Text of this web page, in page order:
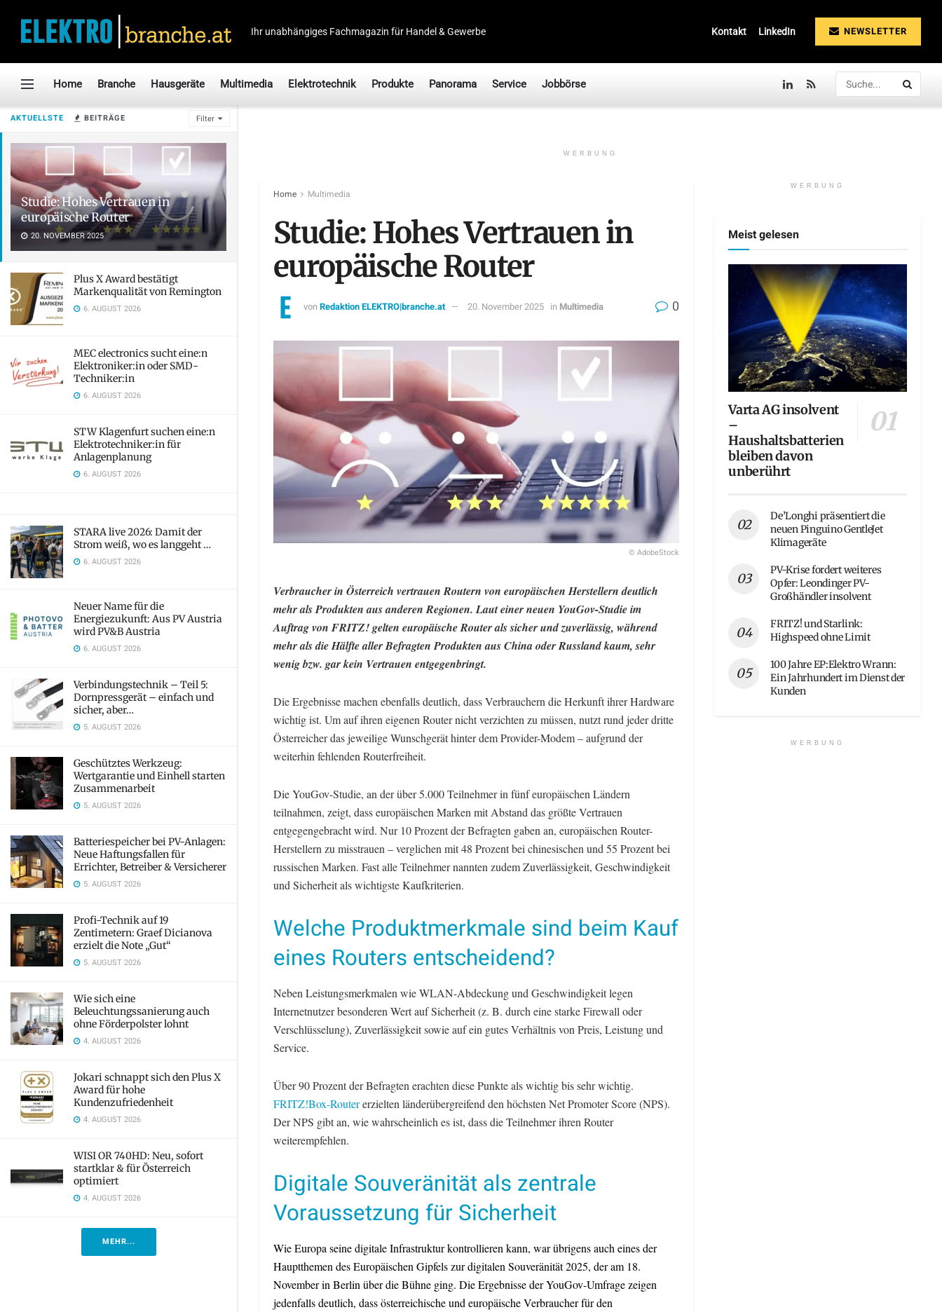
AKTUELLSTE BEITRÄGE Filter
Studie: Hohes Vertrauen in
europäische Router
20. NOVEMBER 2025
Plus X Award bestätigt
Markenqualität von Remington
6. AUGUST 2026
MEC electronics sucht eine:n
Elektroniker:in oder SMD-
Techniker:in
6. AUGUST 2026
STW Klagenfurt suchen eine:n
Elektrotechniker:in für
Anlagenplanung
6. AUGUST 2026
STARA live 2026: Damit der
Strom weiß, wo es langgeht …
6. AUGUST 2026
Neuer Name für die
Energiezukunft: Aus PV Austria
wird PV&B Austria
6. AUGUST 2026
Verbindungstechnik – Teil 5:
Dornpressgerät – einfach und
sicher, aber…
5. AUGUST 2026
Geschütztes Werkzeug:
Wertgarantie und Einhell starten
Zusammenarbeit
5. AUGUST 2026
Batteriespeicher bei PV-Anlagen:
Neue Haftungsfallen für
Errichter, Betreiber & Versicherer
5. AUGUST 2026
Profi-Technik auf 19
Zentimetern: Graef Dicianova
erzielt die Note „Gut“
5. AUGUST 2026
Wie sich eine
Beleuchtungssanierung auch
ohne Förderpolster lohnt
4. AUGUST 2026
Jokari schnappt sich den Plus X
Award für hohe
Kundenzufriedenheit
4. AUGUST 2026
WISI OR 740HD: Neu, sofort
startklar & für Österreich
optimiert
4. AUGUST 2026
MEHR...
Ihr unabhängiges Fachmagazin für Handel & Gewerbe Kontakt LinkedIn NEWSLETTER
Home Branche Hausgeräte Multimedia Elektrotechnik Produkte Panorama Service Jobbörse
WERBUNG
Home Multimedia
Studie: Hohes Vertrauen in
europäische Router
vonRedaktion ELEKTRO|branche.at 20. November 2025 in Multimedia 0
© AdobeStock
Verbraucher in Österreich vertrauen Routern von europäischen Herstellern deutlich
mehr als Produkten aus anderen Regionen. Laut einer neuen YouGov-Studie im
Auftrag von FRITZ! gelten europäische Router als sicher und zuverlässig, während
mehr als die Hälfte aller Befragten Produkten aus China oder Russland kaum, sehr
wenig bzw. gar kein Vertrauen entgegenbringt.
Die Ergebnisse machen ebenfalls deutlich, dass Verbrauchern die Herkunft ihrer Hardware
wichtig ist. Um auf ihren eigenen Router nicht verzichten zu müssen, nutzt rund jeder dritte
Österreicher das jeweilige Wunschgerät hinter dem Provider-Modem – aufgrund der
weiterhin fehlenden Routerfreiheit.
Die YouGov-Studie, an der über 5.000 Teilnehmer in fünf europäischen Ländern
teilnahmen, zeigt, dass europäischen Marken mit Abstand das größte Vertrauen
entgegengebracht wird. Nur 10 Prozent der Befragten gaben an, europäischen Router-
Herstellern zu misstrauen – verglichen mit 48 Prozent bei chinesischen und 55 Prozent bei
russischen Marken. Fast alle Teilnehmer nannten zudem Zuverlässigkeit, Geschwindigkeit
und Sicherheit als wichtigste Kaufkriterien.
Welche Produktmerkmale sind beim Kauf
eines Routers entscheidend?
Neben Leistungsmerkmalen wie WLAN-Abdeckung und Geschwindigkeit legen
Internetnutzer besonderen Wert auf Sicherheit (z. B. durch eine starke Firewall oder
Verschlüsselung), Zuverlässigkeit sowie auf ein gutes Verhältnis von Preis, Leistung und
Service.
Über 90 Prozent der Befragten erachten diese Punkte als wichtig bis sehr wichtig.
FRITZ!Box-Routererzielten länderübergreifend den höchsten Net Promoter Score (NPS).
Der NPS gibt an, wie wahrscheinlich es ist, dass die Teilnehmer ihren Router
weiterempfehlen.
Digitale Souveränität als zentrale
Voraussetzung für Sicherheit
Wie Europa seine digitale Infrastruktur kontrollieren kann, war übrigens auch eines der
Hauptthemen des Europäischen Gipfels zur digitalen Souveränität 2025, der am 18.
November in Berlin über die Bühne ging. Die Ergebnisse der YouGov-Umfrage zeigen
jedenfalls deutlich, dass österreichische und europäische Verbraucher für den
WERBUNG
Meist gelesen
Varta AG insolvent
–
Haushaltsbatterien
bleiben davon
unberührt
De’Longhi präsentiert die
neuen Pinguino GentleJet
Klimageräte
PV-Krise fordert weiteres
Opfer: Leondinger PV-
Großhändler insolvent
FRITZ! und Starlink:
Highspeed ohne Limit
100 Jahre EP:Elektro Wrann:
Ein Jahrhundert im Dienst der
Kunden
WERBUNG